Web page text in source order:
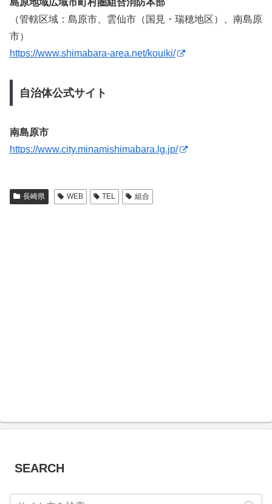
島原地域広域市町村圏組合消防本部
（管轄区域：島原市、雲仙市（国見・瑞穂地区）、南島原
市）
https://www.shimabara-area.net/kouiki/
自治体公式サイト
南島原市
https://www.city.minamishimabara.lg.jp/
長崎県 WEB TEL 組合
SEARCH